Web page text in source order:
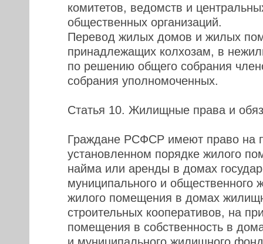
комитетов, ведомств и
общественных организаций.
Перевод жилых домов и жилых
принадлежащих колхозам, в
по решению общего собрания
собрания уполномоченных.
Статья 10. Жилищные права и
Граждане РСФСР имеют право на
установленном порядке жилого
найма или аренды в домах
муниципального и общественного
жилого помещения в домах
строительных кооперативов, на
помещения в собственность в